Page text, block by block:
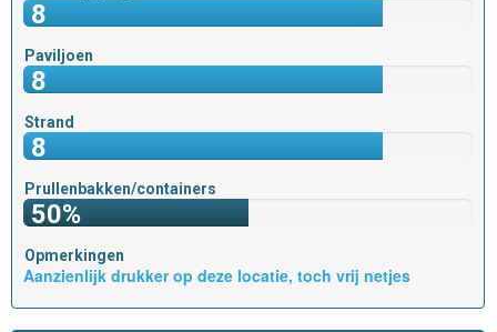
8
Paviljoen
8
Strand
8
Prullenbakken/containers
50%
Opmerkingen
Aanzienlijk drukker op deze locatie, toch vrij netjes